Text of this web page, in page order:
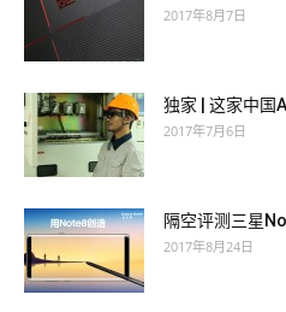
2017年8月7日
独家 | 这家中国
2017年7月6日
隔空评测三星
2017年8月24日